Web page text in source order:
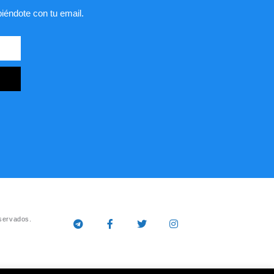
con tu email.